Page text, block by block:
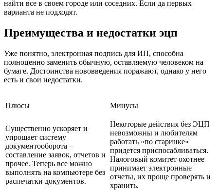
найти все в своем городе или соседних. Если да первых
варианта не подходят.
Преимущества и недостатки эцп
Уже понятно, электронная подпись для ИП, способна
полноценно заменить обычную, оставляемую человеком на
бумаге. Достоинства нововведения поражают, однако у него
есть и свои недостатки.
Плюсы Минусы
Существенно ускоряет и
упрощает систему
документооборота –
составление заявок, отчетов и
прочее. Теперь все можно
выполнять на компьютере без
распечатки документов.
Некоторые действия без ЭЦП
невозможны и любителям
работать «по старинке»
придется приспосабливаться.
Налоговый комитет охотнее
принимает электронные
отчеты, их проще проверять и
хранить.